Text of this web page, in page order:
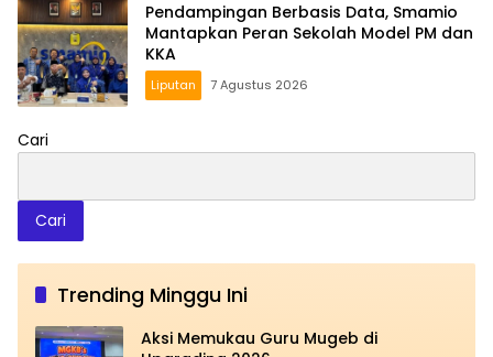
Pendampingan Berbasis Data, Smamio
Mantapkan Peran Sekolah Model PM dan
KKA
Liputan 7 Agustus 2026
Cari
Cari
Trending Minggu Ini
Aksi Memukau Guru Mugeb di